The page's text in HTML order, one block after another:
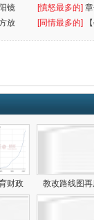
罪
镜
[憤怒最多的]
放
[同情最多的]
敗
财政 教改路线图